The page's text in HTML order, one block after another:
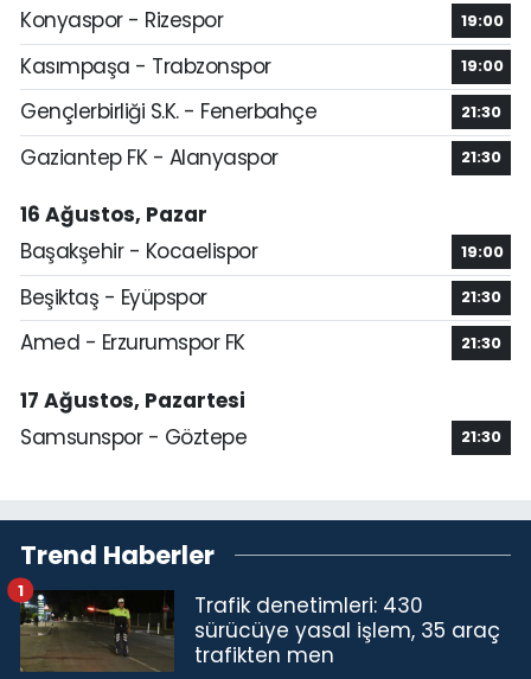
Konyaspor - Rizespor
19:00
Kasımpaşa - Trabzonspor 19:00
Gençlerbirliği S.K. - Fenerbahçe 21:30
Gaziantep FK - Alanyaspor 21:30
16 Ağustos, Pazar
Başakşehir - Kocaelispor
19:00
Beşiktaş - Eyüpspor 21:30
Amed - Erzurumspor FK 21:30
17 Ağustos, Pazartesi
Samsunspor - Göztepe
21:30
Trend Haberler
Trafik denetimleri: 430
sürücüye yasal işlem, 35 araç
trafikten men
1